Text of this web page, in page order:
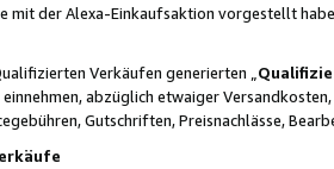
mit der Alexa-Einkaufsaktion vorgestellt
Verkäufen generierten „
abzüglich etwaiger
Gutschriften, Preisnachlässe,